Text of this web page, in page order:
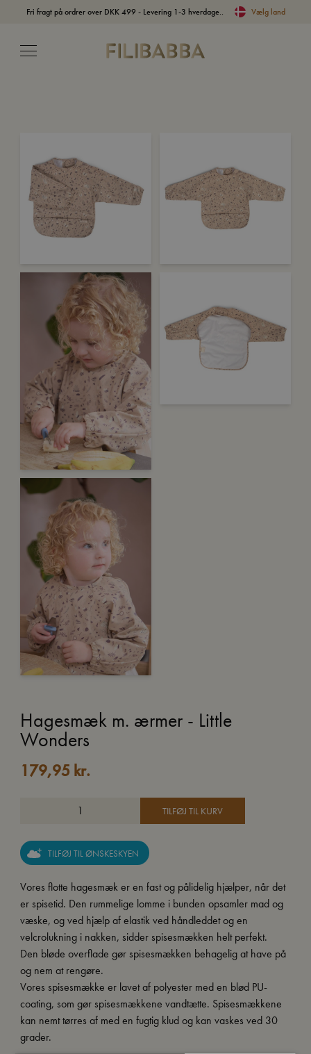
Fri fragt på ordrer over DKK 499 - Levering 1-3 hverdage.. Vælg land
Hagesmæk m. ærmer - Little
Wonders
179,95 kr.
TILFØJ TIL KURV
TILFØJ TIL ØNSKESKYEN
Vores flotte hagesmæk er en fast og pålidelig hjælper, når det
er spisetid. Den rummelige lomme i bunden opsamler mad og
væske, og ved hjælp af elastik ved håndleddet og en
velcrolukning i nakken, sidder spisesmækken helt perfekt.
Den bløde overflade gør spisesmækken behagelig at have på
og nem at rengøre.
Vores spisesmække er lavet af polyester med en blød PU-
coating, som gør spisesmækkene vandtætte. Spisesmækkene
kan nemt tørres af med en fugtig klud og kan vaskes ved 30
grader.